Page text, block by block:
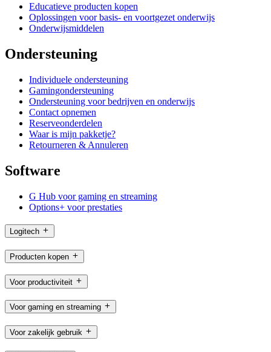
Educatieve producten kopen
Oplossingen voor basis- en voortgezet onderwijs
Onderwijsmiddelen
Ondersteuning
Individuele ondersteuning
Gamingondersteuning
Ondersteuning voor bedrijven en onderwijs
Contact opnemen
Reserveonderdelen
Waar is mijn pakketje?
Retourneren & Annuleren
Software
G Hub voor gaming en streaming
Options+ voor prestaties
Logitech
Producten kopen
Voor productiviteit
Voor gaming en streaming
Voor zakelijk gebruik